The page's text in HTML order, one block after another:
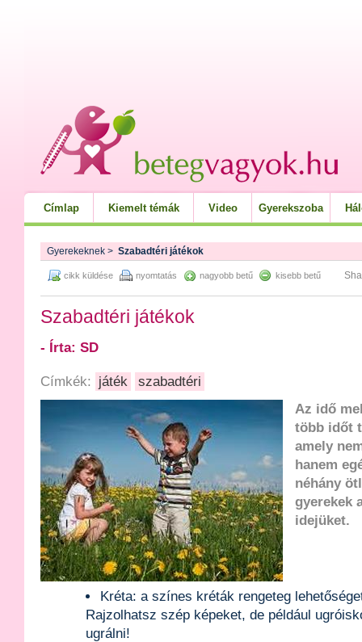
Címlap Kiemelt témák Video Gyerekszoba
Gyerekeknek > Szabadtéri játékok
cikk küldése nyomtatás nagyobb betű kisebb betű
Szabadtéri játékok
- Írta: SD
Címkék: játék
szabadtéri
Az idő
több időt
amely
hanem
néhány
gyerekek
idejüket.
Kréta: a színes kréták rengeteg
Rajzolhatsz szép képeket, de például
ugrálni!